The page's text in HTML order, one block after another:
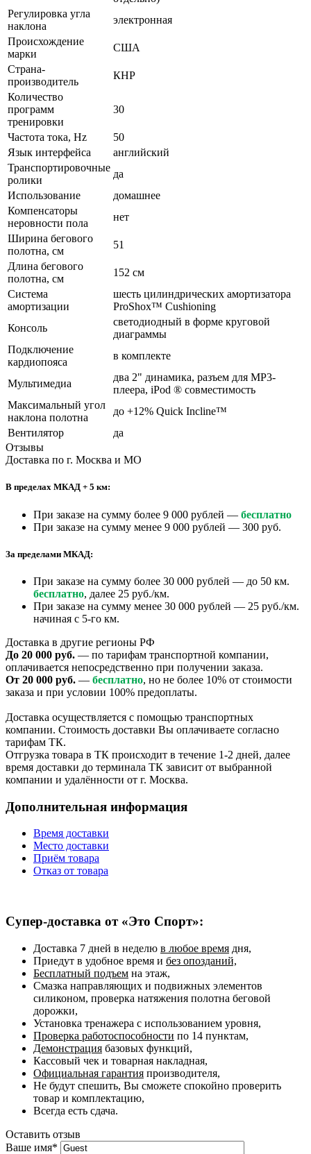
Регулировка угла
наклона
электронная
Происхождение
марки
США
Страна-
производитель
КНР
Количество
программ
тренировки
30
Частота тока, Hz
50
Язык интерфейса
английский
Транспортировочные
ролики
да
Использование
домашнее
Компенсаторы
неровности пола
нет
Ширина бегового
полотна, см
51
Длина бегового
полотна, см
152 см
Система
амортизации
шесть цилиндрических амортизатора
ProShox™ Cushioning
Консоль
светодиодный в форме круговой
диаграммы
Подключение
кардиопояса
в комплекте
Мультимедиа
два 2" динамика, разъем для МР3-
плеера, iPod ® совместимость
Максимальный угол
наклона полотна
до +12% Quick Incline™
Вентилятор
да
Отзывы
Доставка по г. Москва и МО
В пределах МКАД + 5 км:
При заказе на сумму более 9 000 рублей — бесплатно
При заказе на сумму менее 9 000 рублей — 300 руб.
За пределами МКАД:
При заказе на сумму более 30 000 рублей — до 50 км.
бесплатно, далее 25 руб./км.
При заказе на сумму менее 30 000 рублей — 25 руб./км.
начиная с 5-го км.
Доставка в другие регионы РФ
До 20 000 руб. — по тарифам транспортной компании,
оплачивается непосредственно при получении заказа.
От 20 000 руб. — бесплатно, но не более 10% от стоимости
заказа и при условии 100% предоплаты.
Доставка осуществляется с помощью транспортных
компании. Стоимость доставки Вы оплачиваете согласно
тарифам ТК.
Отгрузка товара в ТК происходит в течение 1-2 дней, далее
время доставки до терминала ТК зависит от выбранной
компании и удалённости от г. Москва.
Дополнительная информация
Время доставки
Место доставки
Приём товара
Отказ от товара
Супер-доставка от «Это Спорт»:
Доставка 7 дней в неделю в любое время дня,
Приедут в удобное время и без опозданий,
Бесплатный подъем на этаж,
Смазка направляющих и подвижных элементов
силиконом, проверка натяжения полотна беговой
дорожки,
Установка тренажера с использованием уровня,
Проверка работоспособности по 14 пунктам,
Демонстрация базовых функций,
Кассовый чек и товарная накладная,
Официальная гарантия производителя,
Не будут спешить, Вы сможете спокойно проверить
товар и комплектацию,
Всегда есть сдача.
Оставить отзыв
Ваше имя*